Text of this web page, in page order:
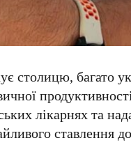
столицю, багато
лікарнях та
ставлення